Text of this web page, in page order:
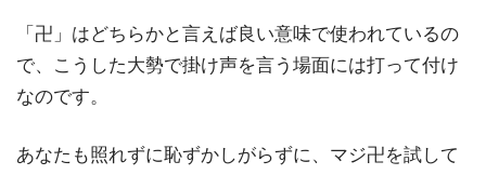
「卍」はどちらかと言えば良い意味で使われているの
で、こうした大勢で掛け声を言う場面には打って付け
なのです。
あなたも照れずに恥ずかしがらずに、マジ卍を試して